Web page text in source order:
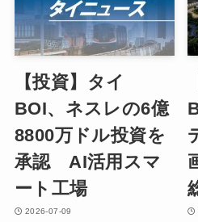
【投資】タイ
BOI、ネスレの6億
8800万ドル投資を
承認 AI活用スマ
ート工場
2026-07-09